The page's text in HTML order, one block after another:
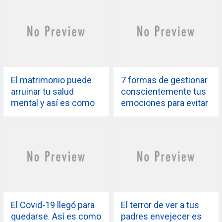
El matrimonio puede
arruinar tu salud
mental y así es como
7 formas de gestionar
conscientemente tus
emociones para evitar
El Covid-19 llegó para
quedarse. Así es como
El terror de ver a tus
padres envejecer es